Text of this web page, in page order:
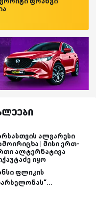
ალვარესი
| მისი ერთ-
ალტერნატივა
იყო
ფლიკის